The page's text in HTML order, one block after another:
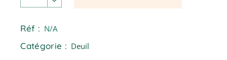
Réf : N/A
Catégorie : Deuil